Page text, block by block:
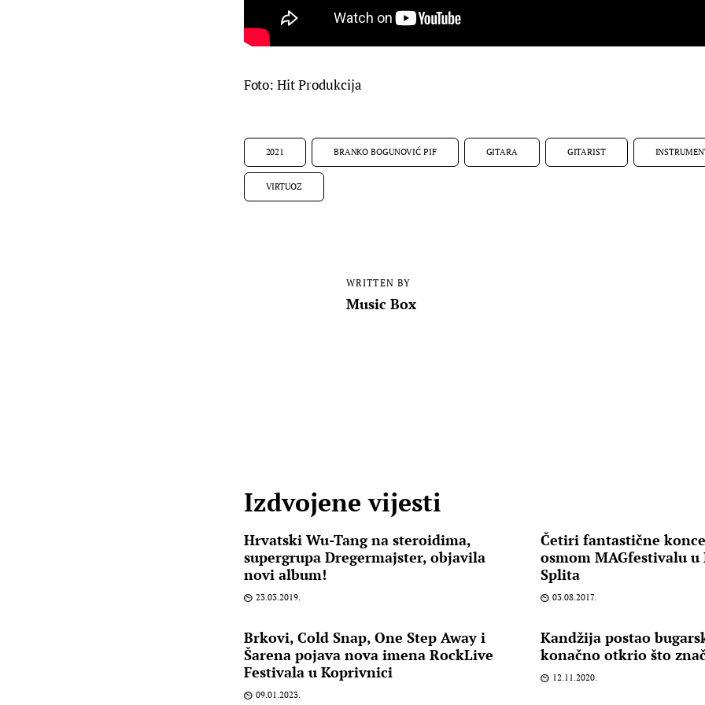
Foto: Hit Produkcija
2021 BRANKO BOGUNOVIĆ PIF GITARA GITARIST
VIRTUOZ
WRITTEN BY
Music Box
Izdvojene vijesti
Hrvatski Wu-Tang na steroidima,
supergrupa Dregermajster, objavila
novi album!
23.03.2019.
Četiri fantastične
osmom MAGfestivalu u
Splita
03.08.2017.
Brkovi, Cold Snap, One Step Away i
Šarena pojava nova imena RockLive
Festivala u Koprivnici
09.01.2023.
Kandžija postao
konačno otkrio što
12.11.2020.